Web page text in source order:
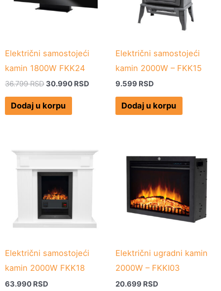
Električni samostojeći
kamin 1800W FKK24
36.799RSD 30.990 RSD
Dodaj u korpu
Električni samostojeći
kamin 2000W – FKK15
9.599 RSD
Dodaj u korpu
Električni samostojeći
kamin 2000W FKK18
63.990 RSD
Električni ugradni kamin
2000W – FKKI03
20.699 RSD